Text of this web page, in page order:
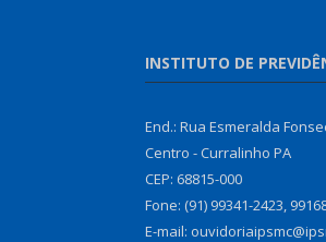
INSTITUTO DE
End.: Rua Esmeralda
Centro - Curralinho PA
CEP: 68815-000
Fone: (91) 99341-2423,
E-mail: